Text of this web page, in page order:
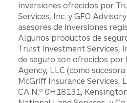
inversiones ofrecidos por
Services, Inc. y GFO
asesores de inversiones
Algunos productos de
Truist Investment Services,
de seguro son ofrecidos por
Agency, LLC (como
McGriff Insurance Services,
CA N.º 0H18131,